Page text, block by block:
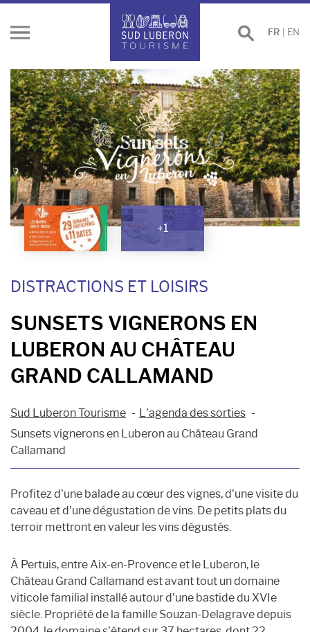
Ouvrir
Effectuer
une
FR EN
+1
DISTRACTIONS ET LOISIRS
SUNSETS VIGNERONS EN
LUBERON AU CHÂTEAU
GRAND CALLAMAND
Sud Luberon Tourisme
L’agenda des sorties
Sunsets vignerons en Luberon au Château Grand
Callamand
Profitez d’une balade au cœur des vignes, d’une visite du
caveau et d’une dégustation de vins. De petits plats du
terroir mettront en valeur les vins dégustés.
À Pertuis, entre Aix-en-Provence et le Luberon, le
Château Grand Callamand est avant tout un domaine
viticole familial installé autour d’une bastide du XVIe
siècle. Propriété de la famille Souzan-Delagrave depuis